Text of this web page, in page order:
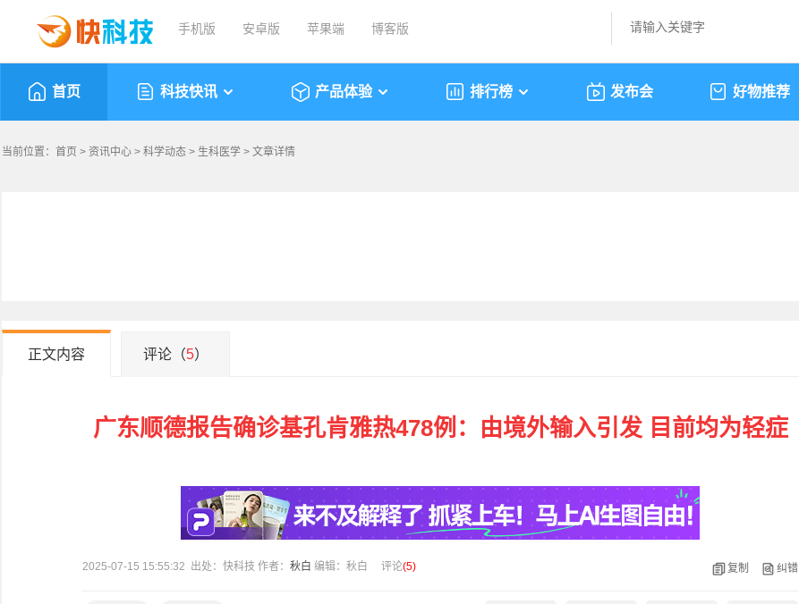
手机版 安卓版 苹果端 博客版
首页 科技快讯 产品体验 排行榜 发布会 好物推荐
当前位置： 首页 > 资讯中心 > 科学动态 > 生科医学 > 文章详情
正文内容 评论（5）
广东顺德报告确诊基孔肯雅热478例：由境外输入引发 目前均为轻症
2025-07-15 15:55:32 出处：快科技 作者： 秋白 编辑：秋白 评论(5) 复制 纠错